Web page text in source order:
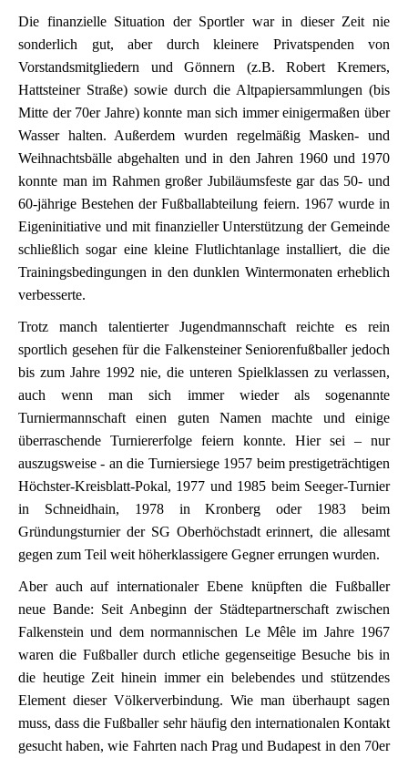
Die finanzielle Situation der Sportler war in dieser Zeit nie
sonderlich gut, aber durch kleinere Privatspenden von
Vorstandsmitgliedern und Gönnern (z.B. Robert Kremers,
Hattsteiner Straße) sowie durch die Altpapiersammlungen (bis
Mitte der 70er Jahre) konnte man sich immer einigermaßen über
Wasser halten. Außerdem wurden regelmäßig Masken- und
Weihnachtsbälle abgehalten und in den Jahren 1960 und 1970
konnte man im Rahmen großer Jubiläumsfeste gar das 50- und
60-jährige Bestehen der Fußballabteilung feiern. 1967 wurde in
Eigeninitiative und mit finanzieller Unterstützung der Gemeinde
schließlich sogar eine kleine Flutlichtanlage installiert, die die
Trainingsbedingungen in den dunklen Wintermonaten erheblich
verbesserte.
Trotz manch talentierter Jugendmannschaft reichte es rein
sportlich gesehen für die Falkensteiner Seniorenfußballer jedoch
bis zum Jahre 1992 nie, die unteren Spielklassen zu verlassen,
auch wenn man sich immer wieder als sogenannte
Turniermannschaft einen guten Namen machte und einige
überraschende Turniererfolge feiern konnte. Hier sei – nur
auszugsweise - an die Turniersiege 1957 beim prestigeträchtigen
Höchster-Kreisblatt-Pokal, 1977 und 1985 beim Seeger-Turnier
in Schneidhain, 1978 in Kronberg oder 1983 beim
Gründungsturnier der SG Oberhöchstadt erinnert, die allesamt
gegen zum Teil weit höherklassigere Gegner errungen wurden.
Aber auch auf internationaler Ebene knüpften die Fußballer
neue Bande: Seit Anbeginn der Städtepartnerschaft zwischen
Falkenstein und dem normannischen Le Mêle im Jahre 1967
waren die Fußballer durch etliche gegenseitige Besuche bis in
die heutige Zeit hinein immer ein belebendes und stützendes
Element dieser Völkerverbindung. Wie man überhaupt sagen
muss, dass die Fußballer sehr häufig den internationalen Kontakt
gesucht haben, wie Fahrten nach Prag und Budapest in den 70er